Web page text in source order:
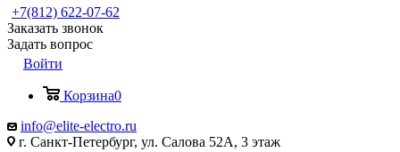
+7(812) 622-07-62
Заказать звонок
Задать вопрос
Войти
Корзина0
info@elite-electro.ru
г. Санкт-Петербург, ул. Салова 52А, 3 этаж